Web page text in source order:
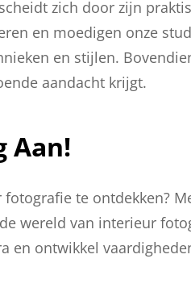
zich door zijn
en moedigen onze
en stijlen.
aandacht krijgt.
Aan!
te ontdekken?
wereld van interieur
en ontwikkel